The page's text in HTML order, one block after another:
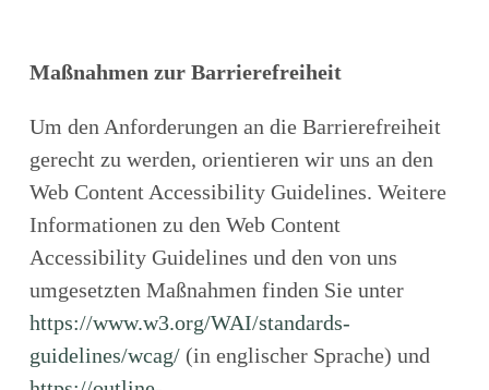
Maßnahmen zur Barrierefreiheit
Um den Anforderungen an die Barrierefreiheit
gerecht zu werden, orientieren wir uns an den
Web Content Accessibility Guidelines. Weitere
Informationen zu den Web Content
Accessibility Guidelines und den von uns
umgesetzten Maßnahmen finden Sie unter
https://www.w3.org/WAI/standards-
guidelines/wcag/(in englischer Sprache) und